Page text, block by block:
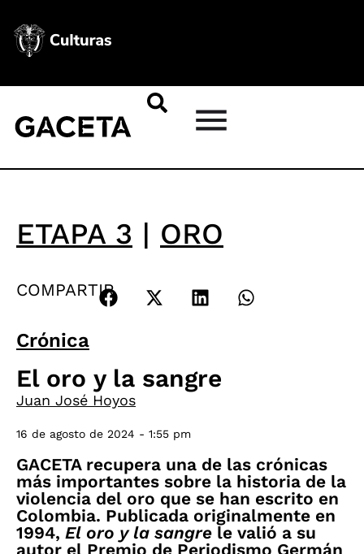
ETAPA 3 | ORO
COMPARTIR
Crónica
El oro y la sangre
Juan José Hoyos
16 de agosto de 2024 - 1:55 pm
GACETA recupera una de las crónicas
más importantes sobre la historia de la
violencia del oro que se han escrito en
Colombia. Publicada originalmente en
1994, El oro y la sangre le valió a su
autor el Premio de Periodismo Germán